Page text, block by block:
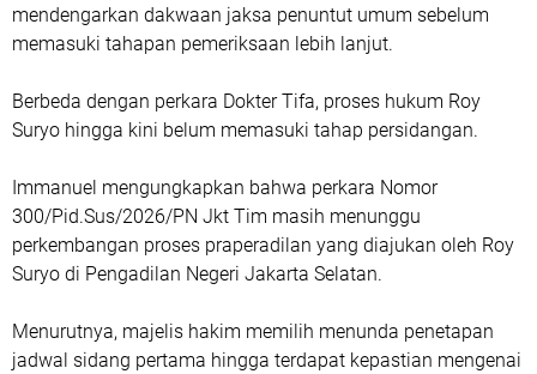
mendengarkan dakwaan jaksa penuntut umum sebelum
memasuki tahapan pemeriksaan lebih lanjut.
Berbeda dengan perkara Dokter Tifa, proses hukum Roy
Suryo hingga kini belum memasuki tahap persidangan.
Immanuel mengungkapkan bahwa perkara Nomor
300/Pid.Sus/2026/PN Jkt Tim masih menunggu
perkembangan proses praperadilan yang diajukan oleh Roy
Suryo di Pengadilan Negeri Jakarta Selatan.
Menurutnya, majelis hakim memilih menunda penetapan
jadwal sidang pertama hingga terdapat kepastian mengenai